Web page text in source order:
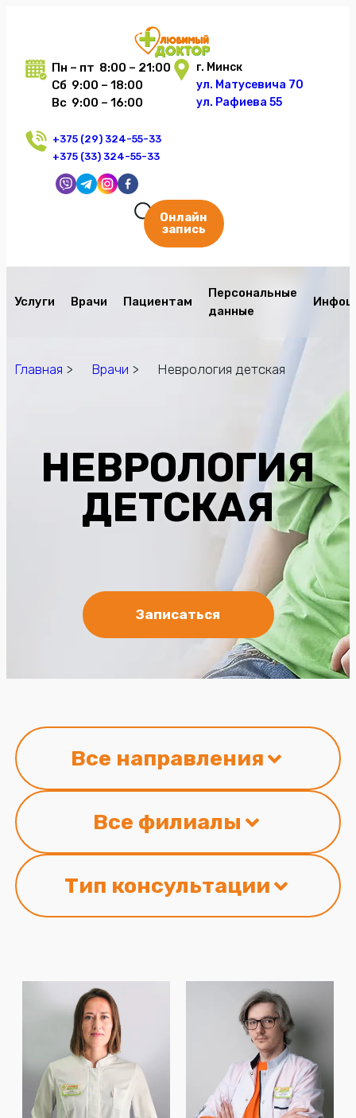
Пн – пт 8:00 – 21:00
Сб 9:00 – 18:00
Вс 9:00 – 16:00
г. Минск
ул. Матусевича 70
ул. Рафиева 55
+375 (29) 324-55-33
+375 (33) 324-55-33
Онлайн
запись
Услуги Врачи Пациентам
Персональные
данные
Главная > Врачи > Неврология детская
НЕВРОЛОГИЯ
ДЕТСКАЯ
Записаться
Все направления
Все филиалы
Тип консультации